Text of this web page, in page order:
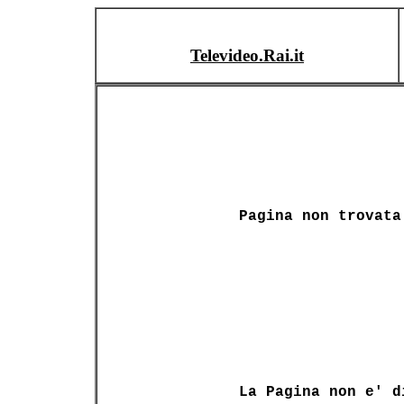
Televideo.Rai.it
Pagina non trovata
La Pagina non e'